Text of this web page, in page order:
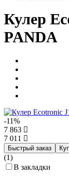
Кулер
PANDA
-11%
7 863
7 011
Быстрый заказ
(1)
В закладки